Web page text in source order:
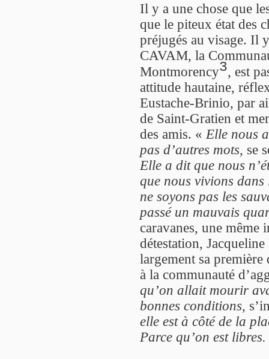
Il y a une chose que
que le piteux état des
préjugés au visage. Il
CAVAM, la
Montmorency3, est
attitude hautaine,
Eustache-Brinio, par
de Saint-Gratien et
des amis. « Elle nous
pas d’autres mots, se
Elle a dit que nous
que nous vivions
ne soyons pas les
passé un mauvais
caravanes, une
détestation,
largement sa première
à la communauté
qu’on allait mourir
bonnes conditions,
elle est à côté de la
Parce qu’on est libres.